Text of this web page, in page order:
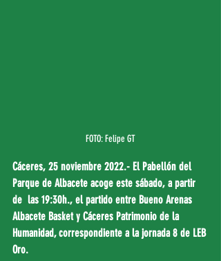
FOTO: Felipe GT
Cáceres, 25 noviembre 2022.- El Pabellón del
Parque de Albacete acoge este sábado, a partir
de  las 19:30h., el partido entre Bueno Arenas
Albacete Basket y Cáceres Patrimonio de la
Humanidad, correspondiente a la jornada 8 de LEB
Oro.